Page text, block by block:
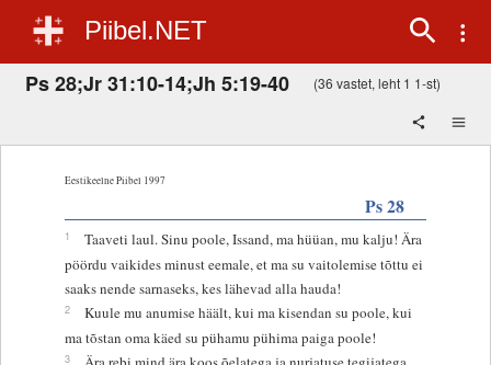
Piibel.NET
Ps 28;Jr 31:10-14;Jh 5:19-40 (36 vastet, leht 1 1-st)
Eestikeelne Piibel 1997
Ps 28
1
Taaveti laul. Sinu poole, Issand, ma hüüan, mu kalju! Ära
pöördu vaikides minust eemale, et ma su vaitolemise tõttu ei
saaks nende sarnaseks, kes lähevad alla hauda!
2
Kuule mu anumise häält, kui ma kisendan su poole, kui
ma tõstan oma käed su pühamu pühima paiga poole!
3